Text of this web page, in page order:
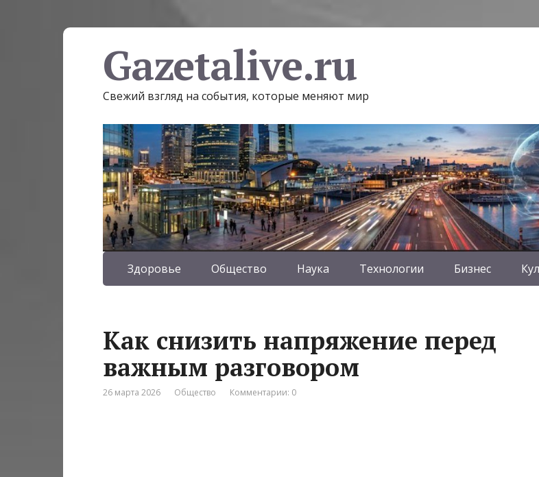
Gazetalive.ru
Свежий взгляд на события, которые меняют мир
Здоровье Общество Наука Технологии Бизнес
Как снизить напряжение перед
важным разговором
26 марта 2026 Общество Комментарии: 0